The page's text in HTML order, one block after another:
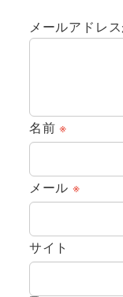
メールアドレ
名前※
メール ※
サイト